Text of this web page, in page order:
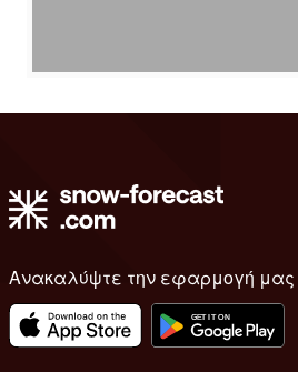
Ανακαλύψτε την εφαρμογή μας